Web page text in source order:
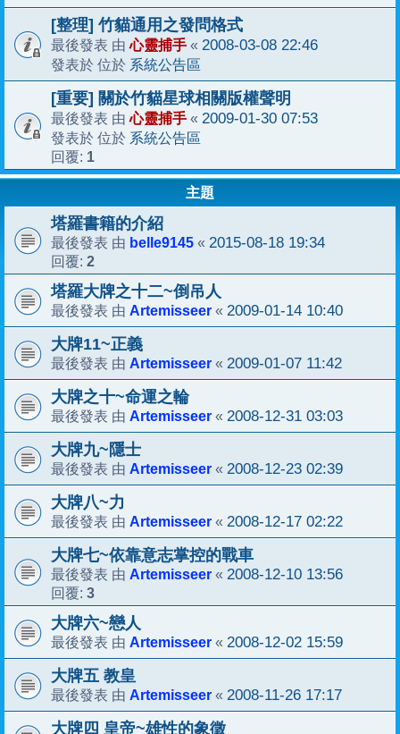
[整理] 竹貓通用之發問格式
最後發表 由心靈捕手 « 2008-03-08 22:46
發表於 位於 系統公告區
[重要] 關於竹貓星球相關版權聲明
最後發表 由心靈捕手 « 2009-01-30 07:53
發表於 位於 系統公告區
回覆: 1
主題
塔羅書籍的介紹
最後發表 由 belle9145 « 2015-08-18 19:34
回覆: 2
塔羅大牌之十二~倒吊人
最後發表 由 Artemisseer « 2009-01-14 10:40
大牌11~正義
最後發表 由 Artemisseer « 2009-01-07 11:42
大牌之十~命運之輪
最後發表 由 Artemisseer « 2008-12-31 03:03
大牌九~隱士
最後發表 由 Artemisseer « 2008-12-23 02:39
大牌八~力
最後發表 由 Artemisseer « 2008-12-17 02:22
大牌七~依靠意志掌控的戰車
最後發表 由 Artemisseer « 2008-12-10 13:56
回覆: 3
大牌六~戀人
最後發表 由 Artemisseer « 2008-12-02 15:59
大牌五 教皇
最後發表 由 Artemisseer « 2008-11-26 17:17
大牌四 皇帝~雄性的象徵